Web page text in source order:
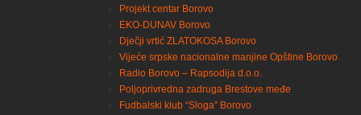
Projekt centar Borovo
EKO-DUNAV Borovo
Dječji vrtić ZLATOKOSA Borovo
Vijeće srpske nacionalne manjine Opštine Borovo
Radio Borovo – Rapsodija d.o.o.
Poljoprivredna zadruga Brestove međe
Fudbalski klub “Sloga” Borovo